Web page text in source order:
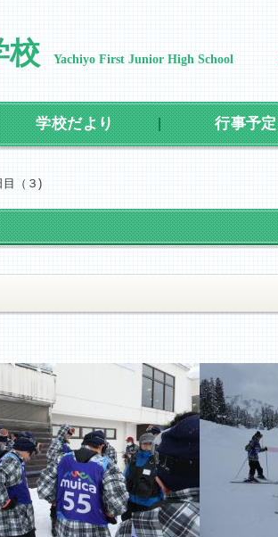
校 Yachiyo First Junior High School
学校だより 行事予定
目（３)